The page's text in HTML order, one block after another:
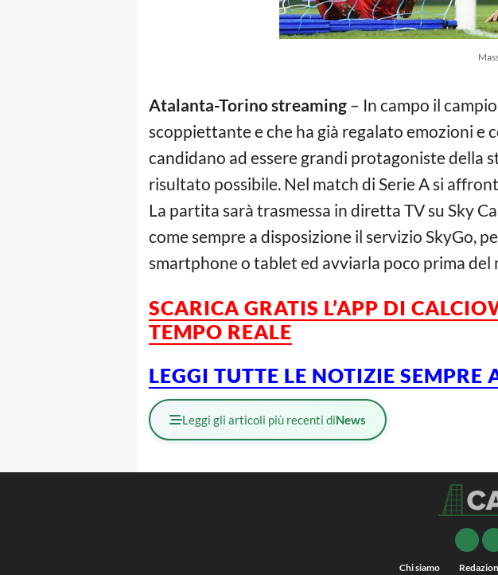
Atalanta-Torino streaming – In campo il
scoppiettante e che ha già regalato emozioni e
candidano ad essere grandi protagoniste della
risultato possibile. Nel match di Serie A si
La partita sarà trasmessa in diretta TV su Sky
come sempre a disposizione il servizio SkyGo,
smartphone o tablet ed avviarla poco prima del
SCARICA GRATIS L’APP DI
TEMPO REALE
LEGGI TUTTE LE NOTIZIE SEMPRE
Leggi gli articoli più recenti diNews
Chi siamo